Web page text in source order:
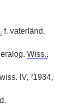
f. vaterländ.
Wiss.,
IV, ²1934,